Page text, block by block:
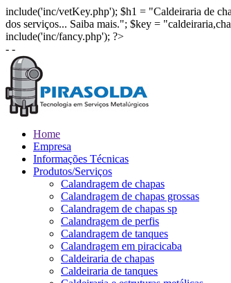
include('inc/vetKey.php'); $h1 = "Caldeiraria de
dos serviços... Saiba mais."; $key =
include('inc/fancy.php'); ?>
- -
Home
Empresa
Informações Técnicas
Produtos/Serviços
Calandragem de chapas
Calandragem de chapas grossas
Calandragem de chapas sp
Calandragem de perfis
Calandragem de tanques
Calandragem em piracicaba
Caldeiraria de chapas
Caldeiraria de tanques